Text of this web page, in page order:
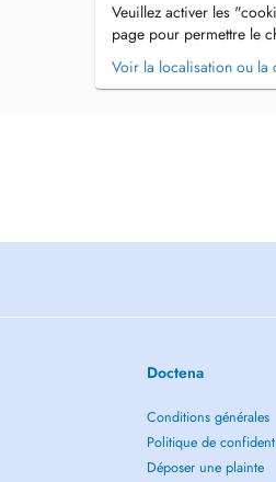
Veuillez activer les
page pour permettre le
Voir la localisation ou la
Doctena
Conditions générales
Politique de
Déposer une plainte